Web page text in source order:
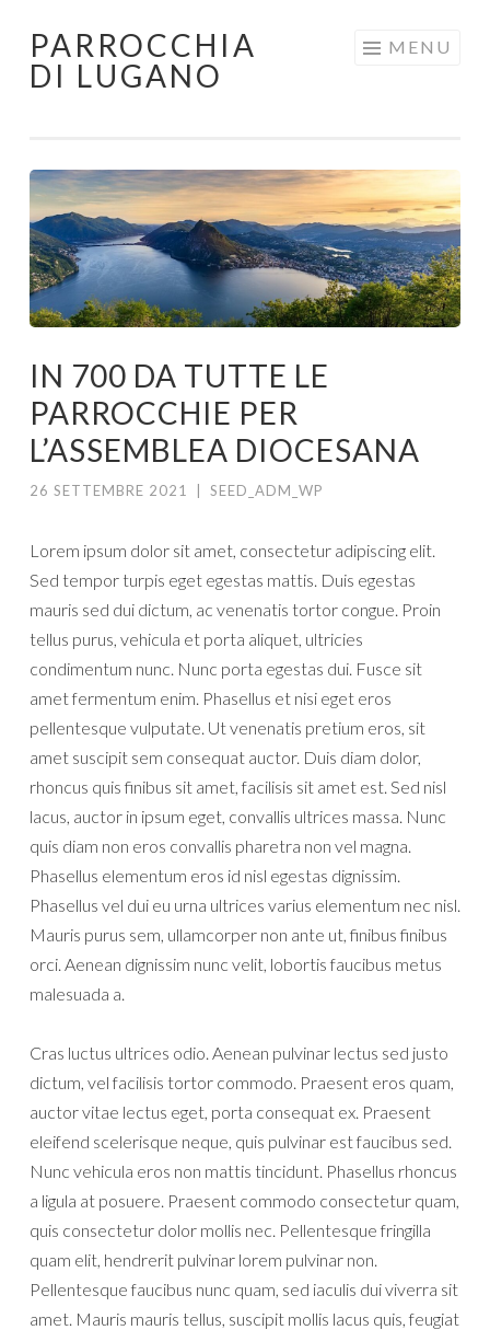
Skip
to
PARROCCHIA
DI LUGANO
MENU
IN 700 DA TUTTE LE
PARROCCHIE PER
L’ASSEMBLEA DIOCESANA
26 SETTEMBRE 2021 SEED_ADM_WP
Lorem ipsum dolor sit amet, consectetur adipiscing elit.
Sed tempor turpis eget egestas mattis. Duis egestas
mauris sed dui dictum, ac venenatis tortor congue. Proin
tellus purus, vehicula et porta aliquet, ultricies
condimentum nunc. Nunc porta egestas dui. Fusce sit
amet fermentum enim. Phasellus et nisi eget eros
pellentesque vulputate. Ut venenatis pretium eros, sit
amet suscipit sem consequat auctor. Duis diam dolor,
rhoncus quis finibus sit amet, facilisis sit amet est. Sed nisl
lacus, auctor in ipsum eget, convallis ultrices massa. Nunc
quis diam non eros convallis pharetra non vel magna.
Phasellus elementum eros id nisl egestas dignissim.
Phasellus vel dui eu urna ultrices varius elementum nec nisl.
Mauris purus sem, ullamcorper non ante ut, finibus finibus
orci. Aenean dignissim nunc velit, lobortis faucibus metus
malesuada a.
Cras luctus ultrices odio. Aenean pulvinar lectus sed justo
dictum, vel facilisis tortor commodo. Praesent eros quam,
auctor vitae lectus eget, porta consequat ex. Praesent
eleifend scelerisque neque, quis pulvinar est faucibus sed.
Nunc vehicula eros non mattis tincidunt. Phasellus rhoncus
a ligula at posuere. Praesent commodo consectetur quam,
quis consectetur dolor mollis nec. Pellentesque fringilla
quam elit, hendrerit pulvinar lorem pulvinar non.
Pellentesque faucibus nunc quam, sed iaculis dui viverra sit
amet. Mauris mauris tellus, suscipit mollis lacus quis, feugiat